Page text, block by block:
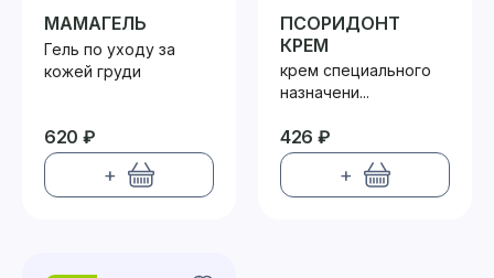
МАМАГЕЛЬ
Гель по уходу за
кожей груди
620 ₽
+
ПСОРИДОНТ
КРЕМ
крем специального
назначени...
426 ₽
+